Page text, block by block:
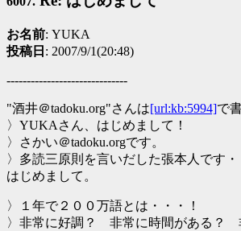
お名前: YUKA
投稿日 : 2007/9/1(20:48)
------------------------------
"酒井＠tadoku.org"さんは[url:kb:5994]で
〉YUKAさん、はじめまして！
〉さかい＠tadoku.orgです。
〉多読三原則を言いだした張本人です・
はじめまして。
〉１年で２００万語とは・・・！
〉非常に好調？ 非常に時間がある？